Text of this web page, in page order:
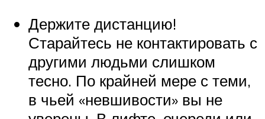
Держите дистанцию!
Старайтесь не контактировать с
другими людьми слишком
тесно. По крайней мере с теми,
в чьей «невшивости» вы не